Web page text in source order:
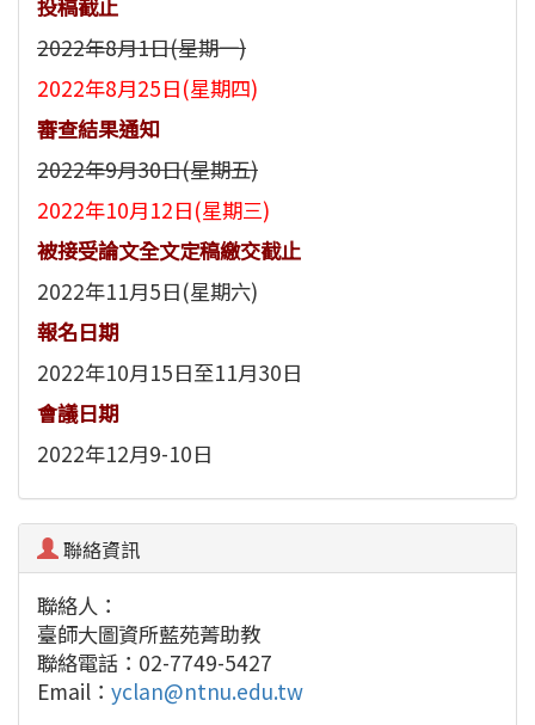
投稿截止
2022年8月1日(星期一)
2022年8月25日(星期四)
審查結果通知
2022年9月30日(星期五)
2022年10月12日(星期三)
被接受論文全文定稿繳交截止
2022年11月5日(星期六)
報名日期
2022年10月15日至11月30日
會議日期
2022年12月9-10日
聯絡資訊
聯絡人：
臺師大圖資所藍苑菁助教
聯絡電話：02-7749-5427
Email： yclan@ntnu.edu.tw